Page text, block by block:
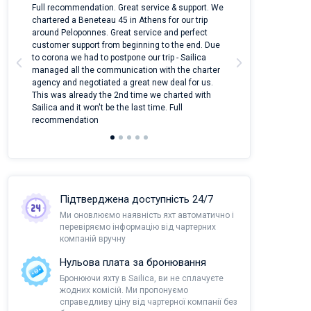
Full recommendation. Great service & support. We
chartered a Beneteau 45 in Athens for our trip
around Peloponnes. Great service and perfect
customer support from beginning to the end. Due
to corona we had to postpone our trip - Sailica
managed all the communication with the charter
agency and negotiated a great new deal for us.
This was already the 2nd time we charted with
Sailica and it won't be the last time. Full
recommendation
Підтверджена доступність 24/7
Ми оновлюємо наявність яхт автоматично і
перевіряємо інформацію від чартерних
компаній вручну
Нульова плата за бронювання
Бронюючи яхту в Sailica, ви не сплачуєте
жодних комісій. Ми пропонуємо
справедливу ціну від чартерної компанії без